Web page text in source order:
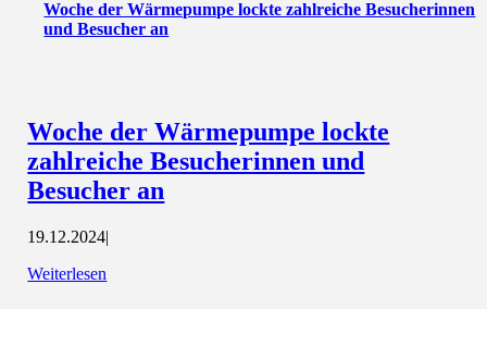
Woche der Wärmepumpe lockte zahlreiche Besucherinnen
und Besucher an
Woche der Wärmepumpe lockte
zahlreiche Besucherinnen und
Besucher an
19.12.2024|
Weiterlesen